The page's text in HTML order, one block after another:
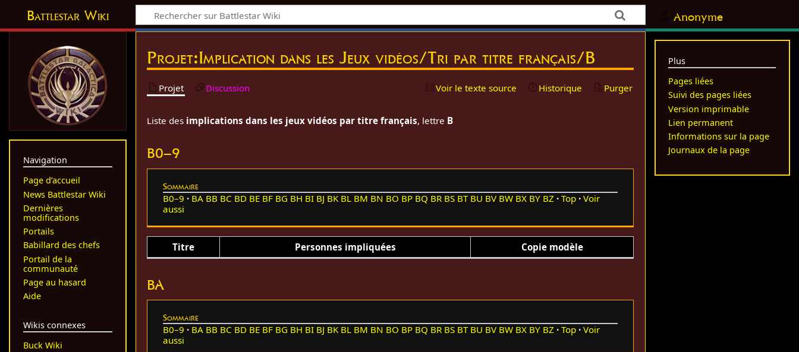
Anonyme
Battlestar Wiki
Projet:Implication dans les Jeux vidéos/Tri par titre français/B
Projet Discussion Voir le texte source Historique Purger
Liste des implications dans les jeux vidéos par titre français, lettre B
B0–9
Sommaire
B0–9 BA BB BC BD BE BF BG BH BI BJ BK BL BM BN BO BP BQ BR BS BT BU BV BW BX BY BZ Top
Voir
aussi
Titre Personnes impliquées Copie modèle
BA
Sommaire
B0–9 BA BB BC BD BE BF BG BH BI BJ BK BL BM BN BO BP BQ BR BS BT BU BV BW BX BY BZ Top
Voir
aussi
Navigation
Page d’accueil
News Battlestar Wiki
Dernières
modifications
Portails
Babillard des chefs
Portail de la
communauté
Page au hasard
Aide
Wikis connexes
Buck Wiki
Plus
Pages liées
Suivi des pages liées
Version imprimable
Lien permanent
Informations sur la page
Journaux de la page